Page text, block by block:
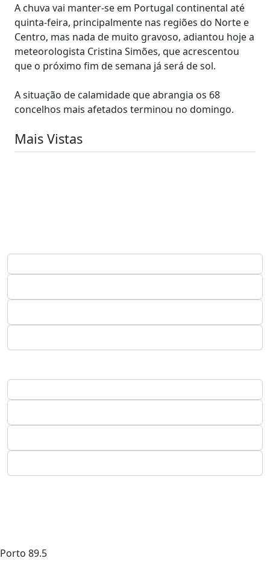
A chuva vai manter-se em Portugal continental até
quinta-feira, principalmente nas regiões do Norte e
Centro, mas nada de muito gravoso, adiantou hoje a
meteorologista Cristina Simões, que acrescentou
que o próximo fim de semana já será de sol.
A situação de calamidade que abrangia os 68
concelhos mais afetados terminou no domingo.
Mais Vistas
Porto 89.5